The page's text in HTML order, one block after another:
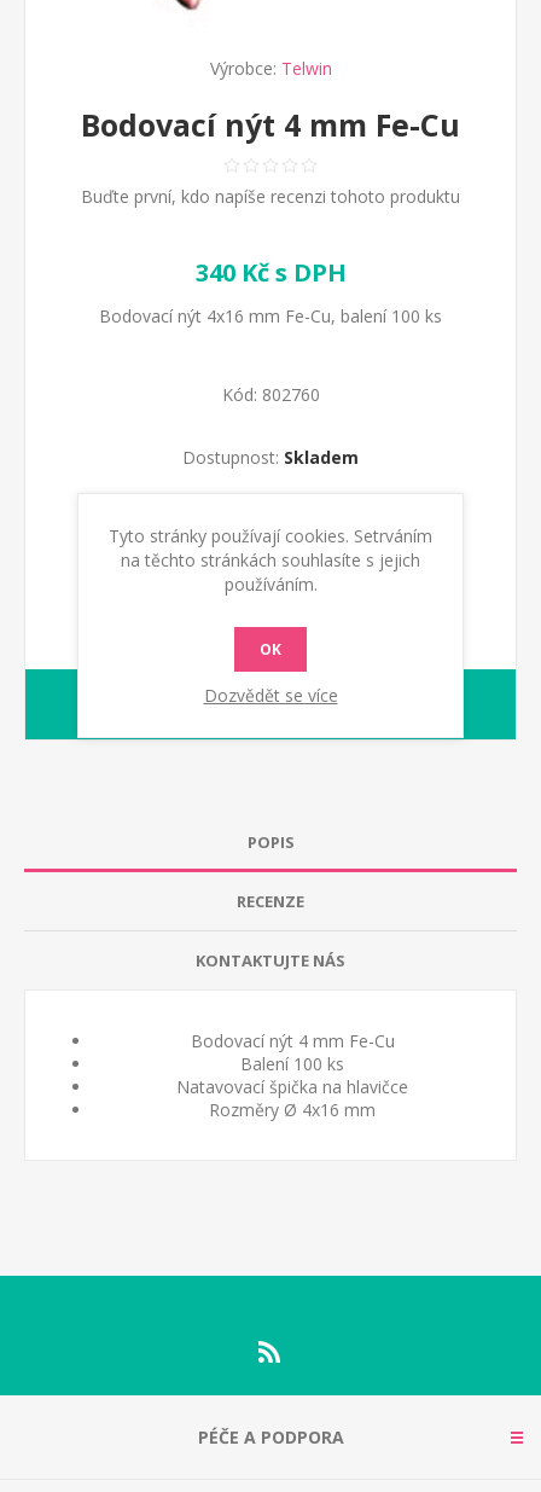
Výrobce: Telwin
Bodovací nýt 4 mm Fe-Cu
Buďte první, kdo napíše recenzi tohoto produktu
340 Kč s DPH
Bodovací nýt 4x16 mm Fe-Cu, balení 100 ks
Kód: 802760
Dostupnost: Skladem
dodací lhůta :1-2 dny
POPIS
RECENZE
KONTAKTUJTE NÁS
Bodovací nýt 4 mm Fe-Cu
Balení 100 ks
Natavovací špička na hlavičce
Rozměry Ø 4x16 mm
PÉČE A PODPORA
Tyto stránky používají cookies. Setrváním
na těchto stránkách souhlasíte s jejich
používáním.
OK
Dozvědět se více